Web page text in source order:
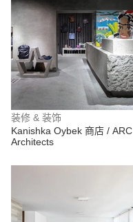
装修 & 装饰
Kanishka Oybek 商店 / ARC
Architects